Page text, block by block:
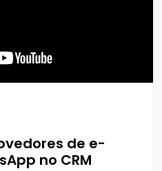
de e-
no CRM